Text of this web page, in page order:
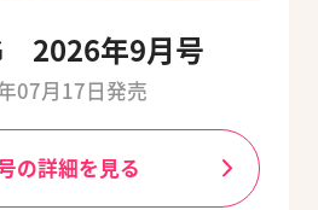
2026年9月号
07月17日発売
の詳細を見る